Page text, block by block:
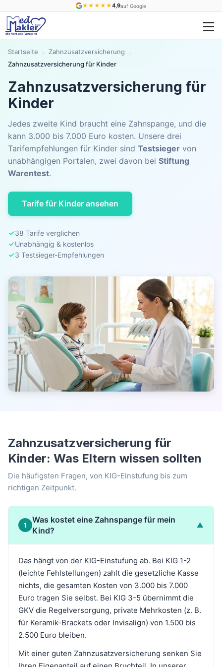
★ ★ ★ ★ ★4,9auf Google
Startseite › Zahnzusatzversicherung
›
Zahnzusatzversicherung für Kinder
Zahnzusatzversicherung für
Kinder
Jedes zweite Kind braucht eine Zahnspange, und die
kann 3.000 bis 7.000 Euro kosten. Unsere drei
Tarifempfehlungen für Kinder sind Testsieger von
unabhängigen Portalen, zwei davon bei Stiftung
Warentest.
Tarife für Kinder ansehen
38 Tarife verglichen
Unabhängig & kostenlos
3 Testsieger-Empfehlungen
Zahnzusatzversicherung für
Kinder: Was Eltern wissen sollten
Die häufigsten Fragen, von KIG-Einstufung bis zum
richtigen Zeitpunkt.
1
Was kostet eine Zahnspange für mein
Kind?
▼
Das hängt von der KIG-Einstufung ab. Bei KIG 1-2
(leichte Fehlstellungen) zahlt die gesetzliche Kasse
nichts, die gesamten Kosten von 3.000 bis 7.000
Euro tragen Sie selbst. Bei KIG 3-5 übernimmt die
GKV die Regelversorgung, private Mehrkosten (z. B.
für Keramik-Brackets oder Invisalign) von 1.500 bis
2.500 Euro bleiben.
Mit einer guten Zahnzusatzversicherung senken Sie